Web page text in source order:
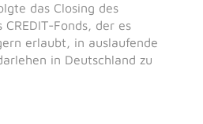
das Closing des
Fonds, der es
erlaubt, in auslaufende
in Deutschland zu